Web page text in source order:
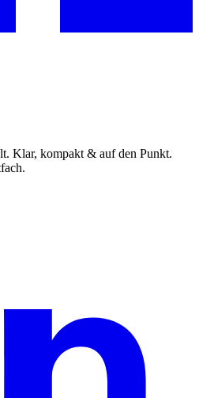
Klar, kompakt & auf den Punkt.